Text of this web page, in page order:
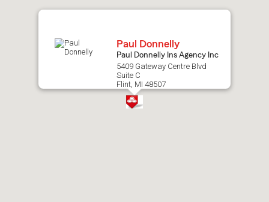
Paul Donnelly
Paul Donnelly Ins Agency Inc
5409 Gateway Centre Blvd
Suite C
Flint, MI 48507